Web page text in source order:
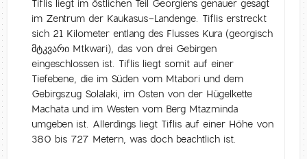
Tiflis liegt im östlichen Teil Georgiens genauer gesagt
im Zentrum der Kaukasus-Landenge. Tiflis erstreckt
sich 21 Kilometer entlang des Flusses Kura (georgisch
მტკვარი Mtkwari), das von drei Gebirgen
eingeschlossen ist. Tiflis liegt somit auf einer
Tiefebene, die im Süden vom Mtabori und dem
Gebirgszug Solalaki, im Osten von der Hügelkette
Machata und im Westen vom Berg Mtazminda
umgeben ist. Allerdings liegt Tiflis auf einer Höhe von
380 bis 727 Metern, was doch beachtlich ist.